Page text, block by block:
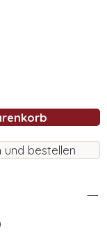
und bestellen